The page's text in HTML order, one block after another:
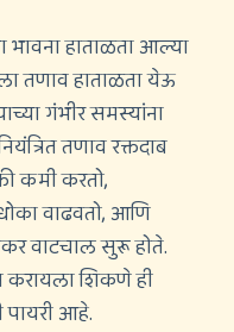
भावना हाताळता आल्या
तणाव हाताळता येऊ
गंभीर समस्यांना
तणाव रक्तदाब
कमी करतो,
वाढवतो, आणि
वाटचाल सुरू होते.
करायला शिकणे ही
पायरी आहे.